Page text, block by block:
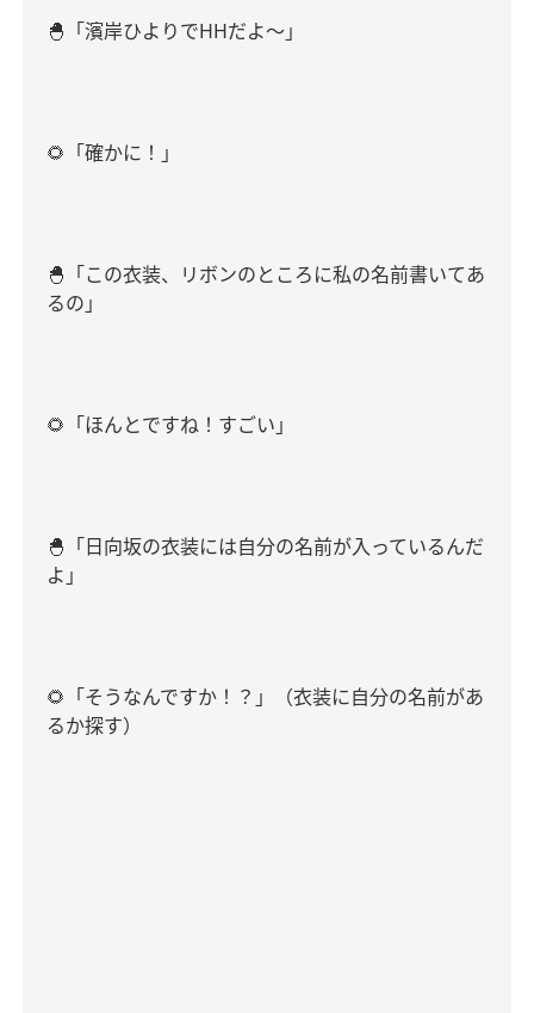
🐣 「濱岸ひよりでHHだよ～」
🌻 「確かに！」
🐣 「この衣装、リボンのところに私の名前書いてあ
るの」
🌻 「ほんとですね！すごい」
🐣 「日向坂の衣装には自分の名前が入っているんだ
よ」
🌻 「そうなんですか！？」（衣装に自分の名前があ
るか探す）